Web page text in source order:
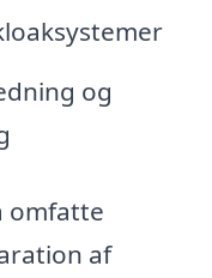
og
omfatte
af